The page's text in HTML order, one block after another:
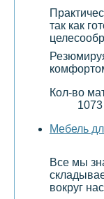
так как
Кол-во
1073
Мебель
Все мы
вокруг